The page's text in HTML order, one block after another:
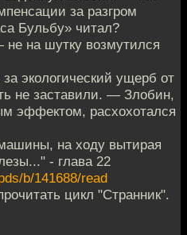
за разгром
Бульбу» читал?
на шутку возмутился
экологический ущерб от
не заставили. — Злобин,
эффектом, расхохотался
на ходу вытирая
- глава 22
b/141688/read
цикл "Странник".